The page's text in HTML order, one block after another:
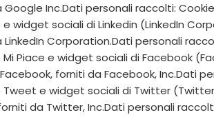
Google Inc.Dati personali raccolti:
widget sociali di Linkedin (LinkedIn
LinkedIn Corporation.Dati personali
Piace e widget sociali di Facebook
forniti da Facebook, Inc.Dati
Tweet e widget sociali di Twitter
da Twitter, Inc.Dati personali